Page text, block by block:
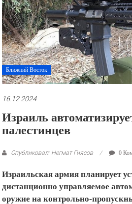
рекламные
ролики
и
презентации.
Ближний Восток
16.12.2024
Израиль
палестинцев
Опубликовал: Негмат Гиясов 0
Израильская армия планирует
дистанционно управляемое
оружие на контрольно-